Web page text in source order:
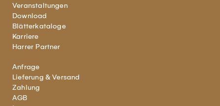
Veranstaltungen
Download
Blätterkataloge
Karriere
Harrer Partner
Anfrage
Lieferung & Versand
Zahlung
AGB